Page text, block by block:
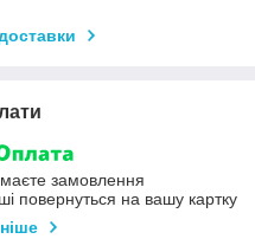
замовлення
повернуться на вашу картку